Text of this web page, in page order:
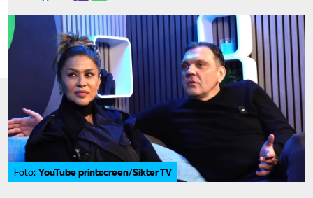
Foto: YouTube printscreen/Sikter TV